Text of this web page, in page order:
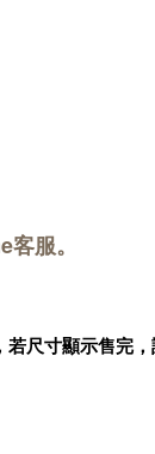
服。
尺寸顯示售完